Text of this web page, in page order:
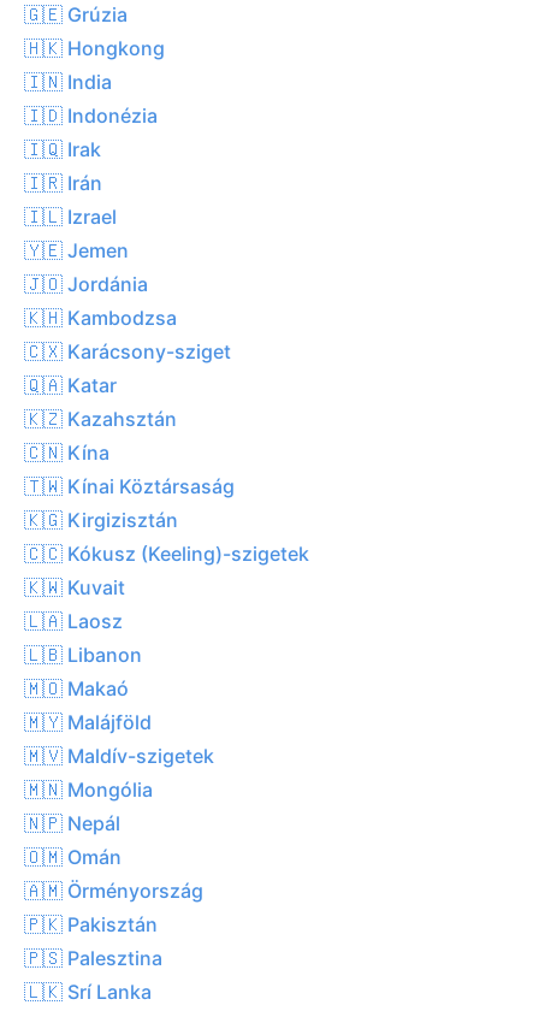
🇬🇪 Grúzia
🇭🇰 Hongkong
🇮🇳 India
🇮🇩 Indonézia
🇮🇶 Irak
🇮🇷 Irán
🇮🇱 Izrael
🇾🇪 Jemen
🇯🇴 Jordánia
🇰🇭 Kambodzsa
🇨🇽 Karácsony-sziget
🇶🇦 Katar
🇰🇿 Kazahsztán
🇨🇳 Kína
🇹🇼 Kínai Köztársaság
🇰🇬 Kirgizisztán
🇨🇨 Kókusz (Keeling)-szigetek
🇰🇼 Kuvait
🇱🇦 Laosz
🇱🇧 Libanon
🇲🇴 Makaó
🇲🇾 Malájföld
🇲🇻 Maldív-szigetek
🇲🇳 Mongólia
🇳🇵 Nepál
🇴🇲 Omán
🇦🇲 Örményország
🇵🇰 Pakisztán
🇵🇸 Palesztina
🇱🇰 Srí Lanka